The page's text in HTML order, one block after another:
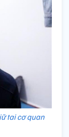
tai cơ quan